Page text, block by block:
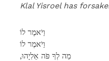
Klal Yisroel has
וַיֹאמֶר לוֹ
וַיֹאמֶר לוֹ
,מַה לְךָ פֹּה אֵלִיָהוּ